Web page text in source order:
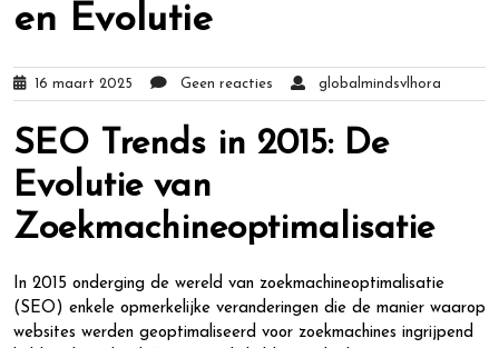
en Evolutie
16 maart 2025 Geen reacties globalmindsvlhora
SEO Trends in 2015: De
Evolutie van
Zoekmachineoptimalisatie
In 2015 onderging de wereld van zoekmachineoptimalisatie
(SEO) enkele opmerkelijke veranderingen die de manier waarop
websites werden geoptimaliseerd voor zoekmachines ingrijpend